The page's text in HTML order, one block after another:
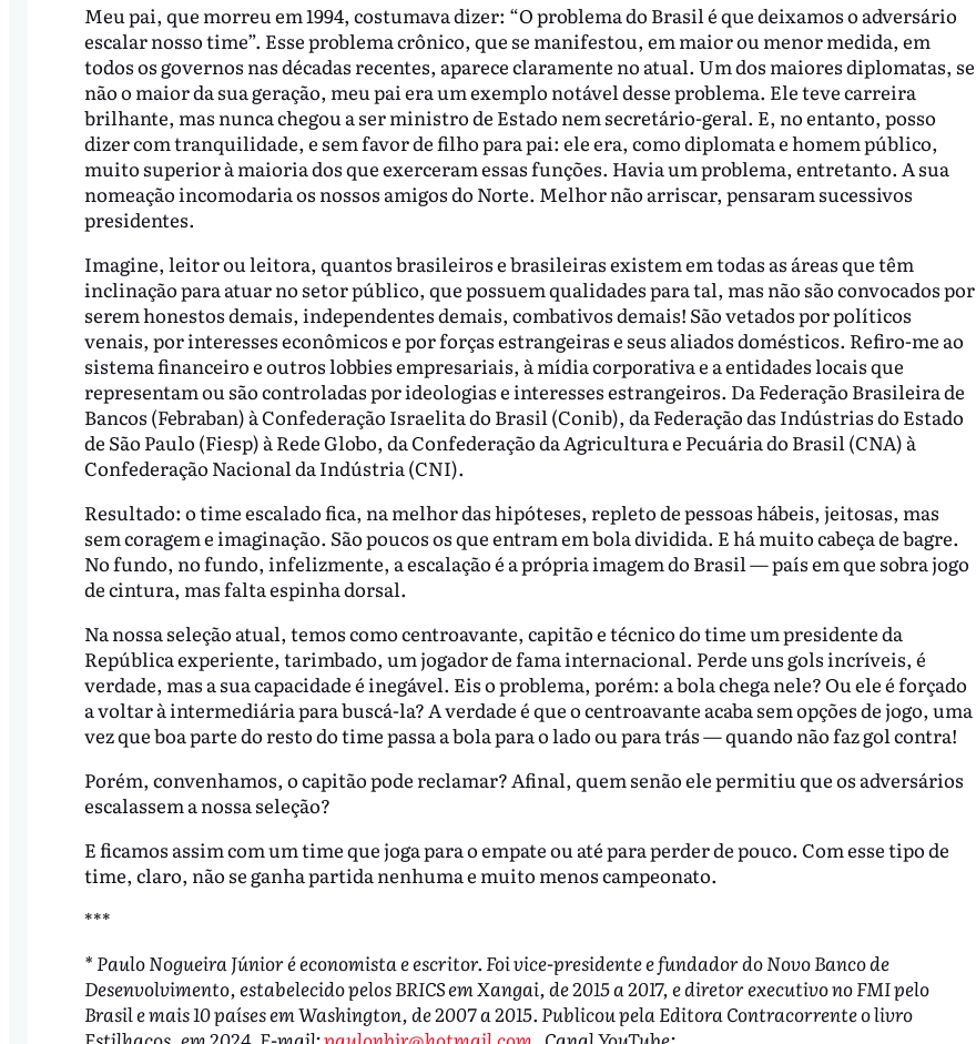
Meu pai, que morreu em 1994, costumava dizer: “O problema do Brasil é que deixamos o adversário
escalar nosso time”. Esse problema crônico, que se manifestou, em maior ou menor medida, em
todos os governos nas décadas recentes, aparece claramente no atual. Um dos maiores diplomatas, se
não o maior da sua geração, meu pai era um exemplo notável desse problema. Ele teve carreira
brilhante, mas nunca chegou a ser ministro de Estado nem secretário-geral. E, no entanto, posso
dizer com tranquilidade, e sem favor de filho para pai: ele era, como diplomata e homem público,
muito superior à maioria dos que exerceram essas funções. Havia um problema, entretanto. A sua
nomeação incomodaria os nossos amigos do Norte. Melhor não arriscar, pensaram sucessivos
presidentes.
Imagine, leitor ou leitora, quantos brasileiros e brasileiras existem em todas as áreas que têm
inclinação para atuar no setor público, que possuem qualidades para tal, mas não são convocados por
serem honestos demais, independentes demais, combativos demais! São vetados por políticos
venais, por interesses econômicos e por forças estrangeiras e seus aliados domésticos. Refiro-me ao
sistema financeiro e outros lobbies empresariais, à mídia corporativa e a entidades locais que
representam ou são controladas por ideologias e interesses estrangeiros. Da Federação Brasileira de
Bancos (Febraban) à Confederação Israelita do Brasil (Conib), da Federação das Indústrias do Estado
de São Paulo (Fiesp) à Rede Globo, da Confederação da Agricultura e Pecuária do Brasil (CNA) à
Confederação Nacional da Indústria (CNI).
Resultado: o time escalado fica, na melhor das hipóteses, repleto de pessoas hábeis, jeitosas, mas
sem coragem e imaginação. São poucos os que entram em bola dividida. E há muito cabeça de bagre.
No fundo, no fundo, infelizmente, a escalação é a própria imagem do Brasil — país em que sobra jogo
de cintura, mas falta espinha dorsal.
Na nossa seleção atual, temos como centroavante, capitão e técnico do time um presidente da
República experiente, tarimbado, um jogador de fama internacional. Perde uns gols incríveis, é
verdade, mas a sua capacidade é inegável. Eis o problema, porém: a bola chega nele? Ou ele é forçado
a voltar à intermediária para buscá-la? A verdade é que o centroavante acaba sem opções de jogo, uma
vez que boa parte do resto do time passa a bola para o lado ou para trás — quando não faz gol contra!
Porém, convenhamos, o capitão pode reclamar? Afinal, quem senão ele permitiu que os adversários
escalassem a nossa seleção?
E ficamos assim com um time que joga para o empate ou até para perder de pouco. Com esse tipo de
time, claro, não se ganha partida nenhuma e muito menos campeonato.
***
* Paulo Nogueira Júnior é economista e escritor. Foi vice-presidente e fundador do Novo Banco de
Desenvolvimento, estabelecido pelos BRICS em Xangai, de 2015 a 2017, e diretor executivo no FMI pelo
Brasil e mais 10 países em Washington, de 2007 a 2015. Publicou pela Editora Contracorrente o livro